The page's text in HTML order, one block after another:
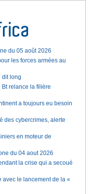
du 05 août 2026
les forces armées au
dit long
relance la filière
a toujours eu besoin
des cybercrimes, alerte
en moteur de
du 04 aout 2026
la crise qui a secoué
avec le lancement de la «